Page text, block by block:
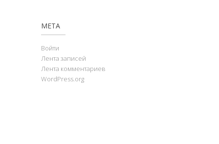
МЕТА
Войти
Лента записей
Лента комментариев
WordPress.org